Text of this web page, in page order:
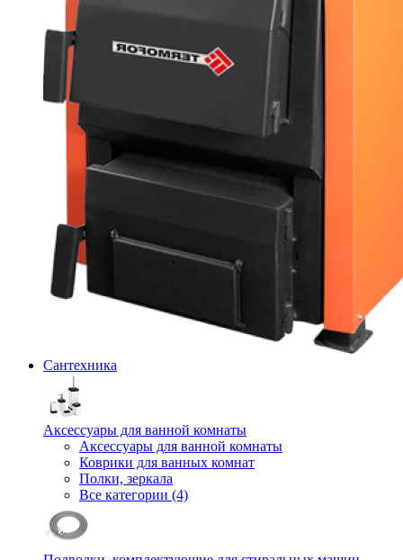
Сантехника
Аксессуары для ванной комнаты
Аксессуары для ванной комнаты
Коврики для ванных комнат
Полки, зеркала
Все категории (4)